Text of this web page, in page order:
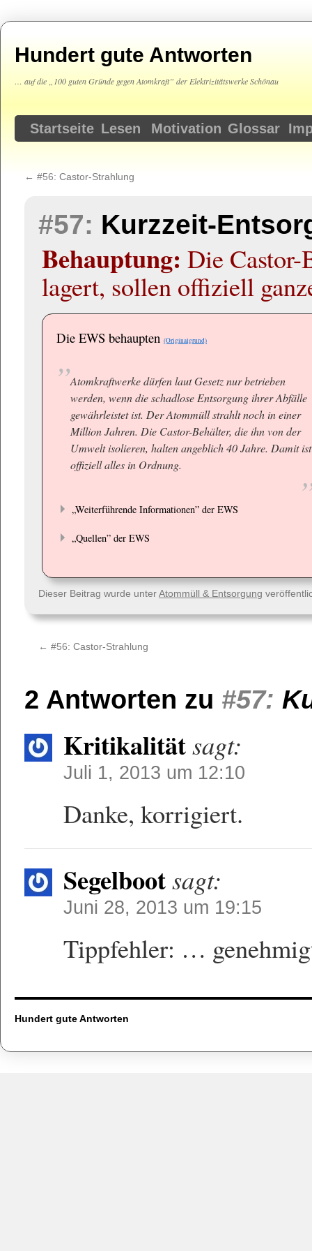
Hundert gute Antworten
… auf die „100 guten Gründe gegen Atomkraft” der Elektrizitätswerke Schönau
Springe
Inhalt
Startseite Lesen Motivation Glossar
← #56: Castor-Strahlung
#57: Kurzzeit-
Behauptung: Die
lagert, sollen offiziell
Die EWS behaupten(Originalgrund)
Atomkraftwerke dürfen laut Gesetz nur betrieben
werden, wenn die schadlose Entsorgung ihrer Abfälle
gewährleistet ist. Der Atommüll strahlt noch in einer
Million Jahren. Die Castor-Behälter, die ihn von der
Umwelt isolieren, halten angeblich 40 Jahre. Damit ist
offiziell alles in Ordnung.
„Weiterführende Informationen” der EWS
„Quellen” der EWS
Dieser Beitrag wurde unterAtommüll & Entsorgung
← #56: Castor-Strahlung
2 Antworten zu #57:
Kritikalitätsagt:
Juli 1, 2013 um 12:10
Danke, korrigiert.
Segelbootsagt:
Juni 28, 2013 um 19:15
Tippfehler: …
Hundert gute Antworten